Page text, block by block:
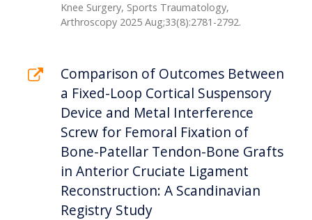
Knee Surgery, Sports Traumatology,
Arthroscopy 2025 Aug;33(8):2781-2792.
Comparison of Outcomes Between
a Fixed-Loop Cortical Suspensory
Device and Metal Interference
Screw for Femoral Fixation of
Bone-Patellar Tendon-Bone Grafts
in Anterior Cruciate Ligament
Reconstruction: A Scandinavian
Registry Study